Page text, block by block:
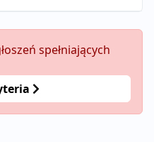
spełniających